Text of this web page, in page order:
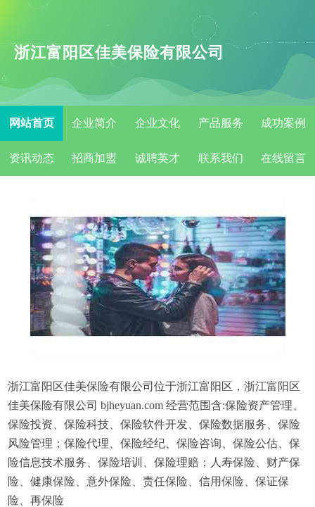
浙江富阳区佳美保险有限公司
网站首页 企业简介 企业文化 产品服务 成功案例
资讯动态 招商加盟 诚聘英才 联系我们 在线留言
浙江富阳区佳美保险有限公司位于浙江富阳区，浙江富阳区
佳美保险有限公司 bjheyuan.com 经营范围含:保险资产管理、
保险投资、保险科技、保险软件开发、保险数据服务、保险
风险管理；保险代理、保险经纪、保险咨询、保险公估、保
险信息技术服务、保险培训、保险理赔；人寿保险、财产保
险、健康保险、意外保险、责任保险、信用保险、保证保
险、再保险